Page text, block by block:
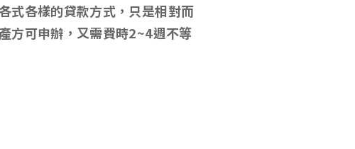
各式各樣的貸款方式 ， 只是相對而
方可申辦 ， 又需費時2~4週不等